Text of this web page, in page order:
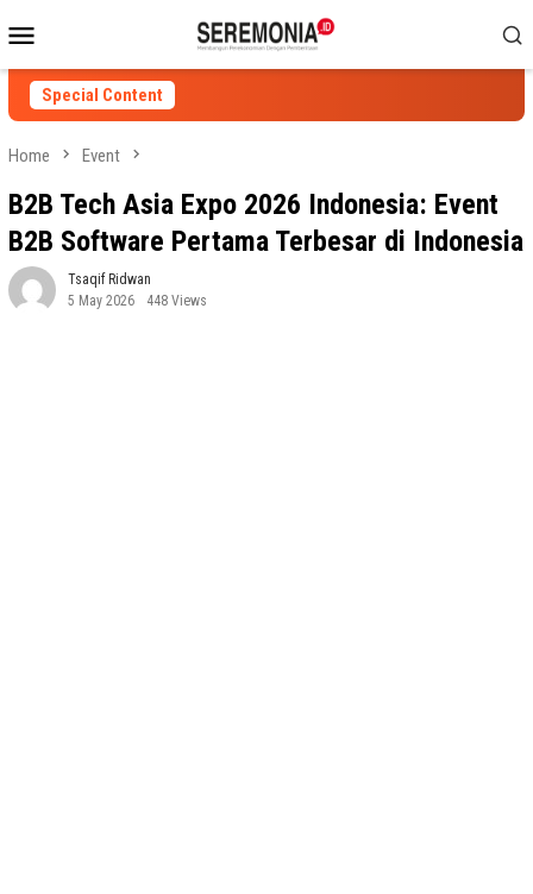
to
contentMenu
Special Content
Home Event
B2B Tech Asia Expo 2026 Indonesia: Event
B2B Software Pertama Terbesar di Indonesia
Tsaqif Ridwan
5 May 2026
448 Views